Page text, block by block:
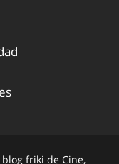
friki de Cine,